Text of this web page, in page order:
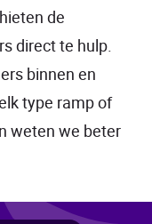
de
direct te hulp.
binnen en
type ramp of
weten we beter